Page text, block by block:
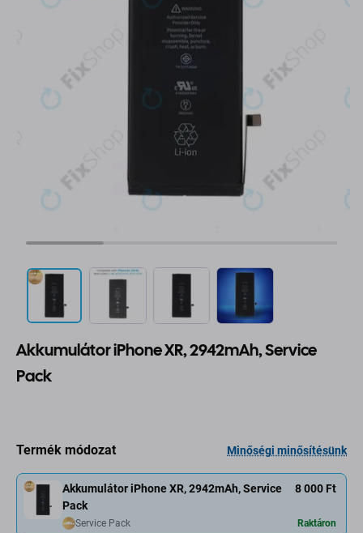
Akkumulátor iPhone XR, 2942mAh, Service
Pack
Termék módozat Minőségi minősítésünk
Akkumulátor iPhone XR, 2942mAh, Service
Pack
8 000 Ft
Service Pack Raktáron